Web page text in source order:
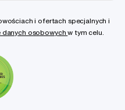
i ofertach specjalnych i
danych osobowychw tym celu.